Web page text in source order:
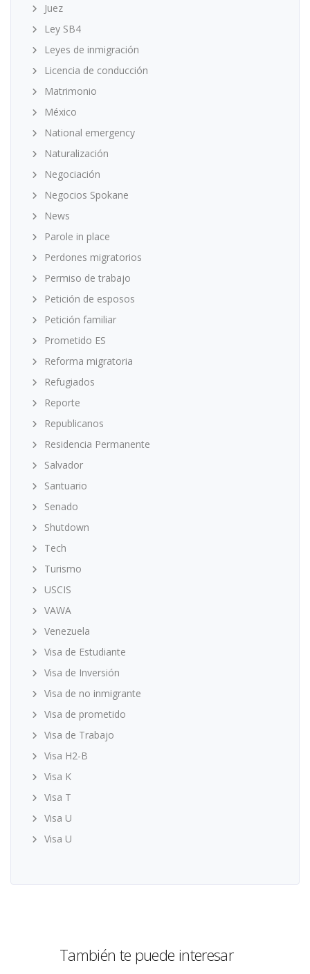
Juez
Ley SB4
Leyes de inmigración
Licencia de conducción
Matrimonio
México
National emergency
Naturalización
Negociación
Negocios Spokane
News
Parole in place
Perdones migratorios
Permiso de trabajo
Petición de esposos
Petición familiar
Prometido ES
Reforma migratoria
Refugiados
Reporte
Republicanos
Residencia Permanente
Salvador
Santuario
Senado
Shutdown
Tech
Turismo
USCIS
VAWA
Venezuela
Visa de Estudiante
Visa de Inversión
Visa de no inmigrante
Visa de prometido
Visa de Trabajo
Visa H2-B
Visa K
Visa T
Visa U
Visa U
También te puede interesar